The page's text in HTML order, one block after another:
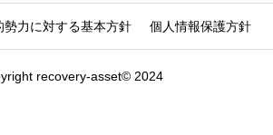
勢力に対する基本方針 個人情報保護方針
recovery-asset© 2024